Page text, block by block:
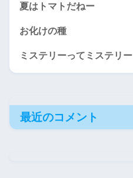
夏はトマトだねー
お化けの種
ミステリーってミステリー
最近のコメント